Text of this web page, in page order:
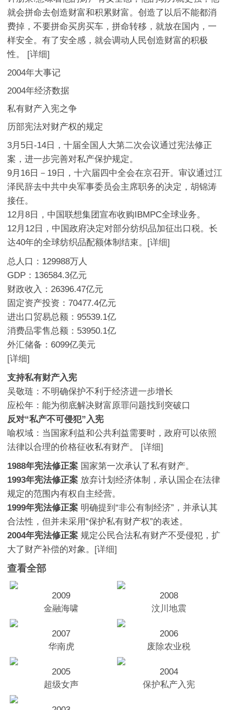
就会拼命去创造财富和积累财富。创造了以后不能都消
费掉，不要拼命买房买车，拼命转移，就放在国内，一
样安全。有了安全感，就会调动人民创造财富的积极
性。 [详细]
2004年大事记
2004年经济数据
私有财产入宪之争
历部宪法对财产权的规定
3月5日-14日，十届全国人大第二次会议通过宪法修正
案，进一步完善对私产保护规定。
9月16日－19日，十六届四中全会在京召开。审议通过江
泽民辞去中共中央军事委员会主席职务的决定，胡锦涛
接任。
12月8日，中国联想集团宣布收购IBMPC全球业务。
12月12日，中国政府决定对部分纺织品加征出口税。长
达40年的全球纺织品配额体制结束。 [详细]
总人口：129988万人
GDP：136584.3亿元
财政收入：26396.47亿元
固定资产投资：70477.4亿元
进出口贸易总额：95539.1亿
消费品零售总额：53950.1亿
外汇储备：6099亿美元
[详细]
支持私有财产入宪
吴敬琏：不明确保护不利于经济进一步增长
应松年：能为彻底解决财富原罪问题找到突破口
反对“私产不可侵犯”入宪
喻权域：当国家利益和公共利益需要时，政府可以依照
法律以合理的价格征收私有财产。 [详细]
1988年宪法修正案 国家第一次承认了私有财产。
1993年宪法修正案 放弃计划经济体制，承认国企在法律
规定的范围内有权自主经营。
1999年宪法修正案 明确提到“非公有制经济”，并承认其
合法性，但并未采用“保护私有财产权”的表述。
2004年宪法修正案 规定公民合法私有财产不受侵犯，扩
大了财产补偿的对象。 [详细]
查看全部
2009
金融海啸
2008
汶川地震
2007
华南虎
2006
废除农业税
2005
超级女声
2004
保护私产入宪